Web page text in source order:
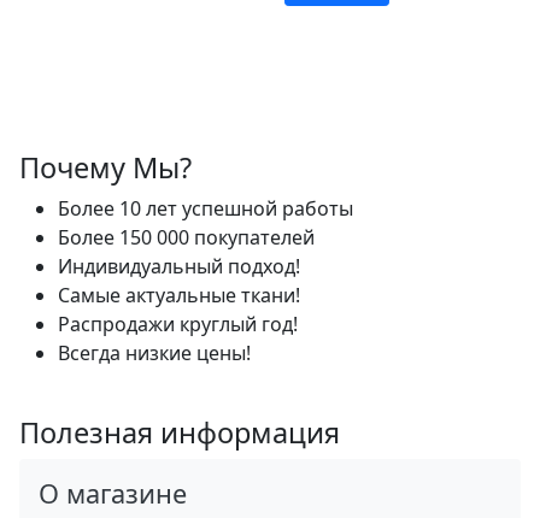
Почему Мы?
Более 10 лет успешной работы
Более 150 000 покупателей
Индивидуальный подход!
Самые актуальные ткани!
Распродажи круглый год!
Всегда низкие цены!
Полезная информация
О магазине